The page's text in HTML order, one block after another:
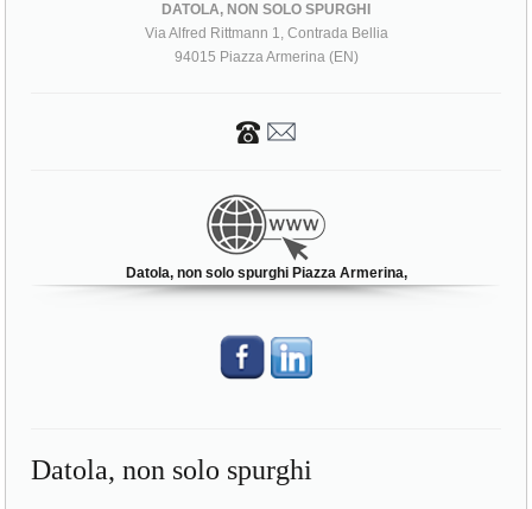
DATOLA, NON SOLO SPURGHI
Via Alfred Rittmann 1, Contrada Bellia
94015 Piazza Armerina (EN)
Datola, non solo spurghi Piazza Armerina,
Datola, non solo spurghi